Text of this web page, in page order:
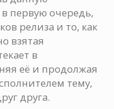
первую очередь,
релиза и то, как
взятая
в
её и продолжая
тему,
друга.